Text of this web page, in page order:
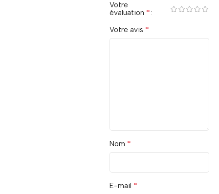
Votre
évaluation *
Votre avis *
Nom *
E-mail *